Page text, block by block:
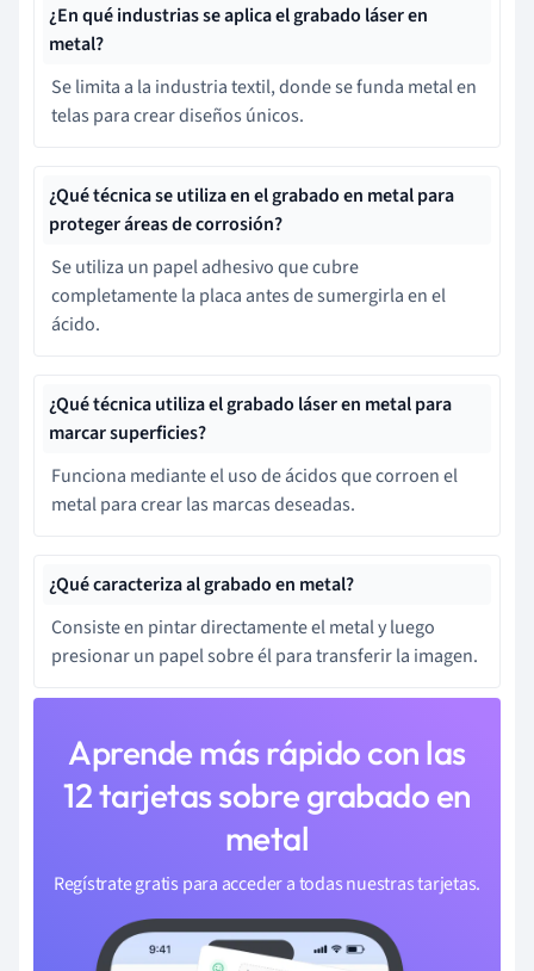
¿En qué industrias se aplica el grabado láser en
metal?
Se limita a la industria textil, donde se funda metal en
telas para crear diseños únicos.
¿Qué técnica se utiliza en el grabado en metal para
proteger áreas de corrosión?
Se utiliza un papel adhesivo que cubre
completamente la placa antes de sumergirla en el
ácido.
¿Qué técnica utiliza el grabado láser en metal para
marcar superficies?
Funciona mediante el uso de ácidos que corroen el
metal para crear las marcas deseadas.
¿Qué caracteriza al grabado en metal?
Consiste en pintar directamente el metal y luego
presionar un papel sobre él para transferir la imagen.
Aprende más rápido con las
12 tarjetas sobre grabado en
metal
Regístrate gratis para acceder a todas nuestras tarjetas.